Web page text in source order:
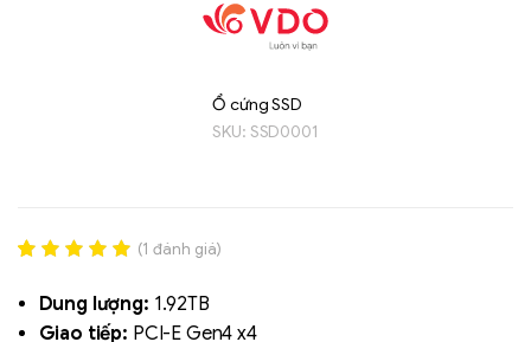
Ổ cứng SSD
SKU: SSD0001
out of 5
based on
đánh giá
(1 đánh giá)
Dung lượng: 1.92TB
Giao tiếp: PCI-E Gen4 x4